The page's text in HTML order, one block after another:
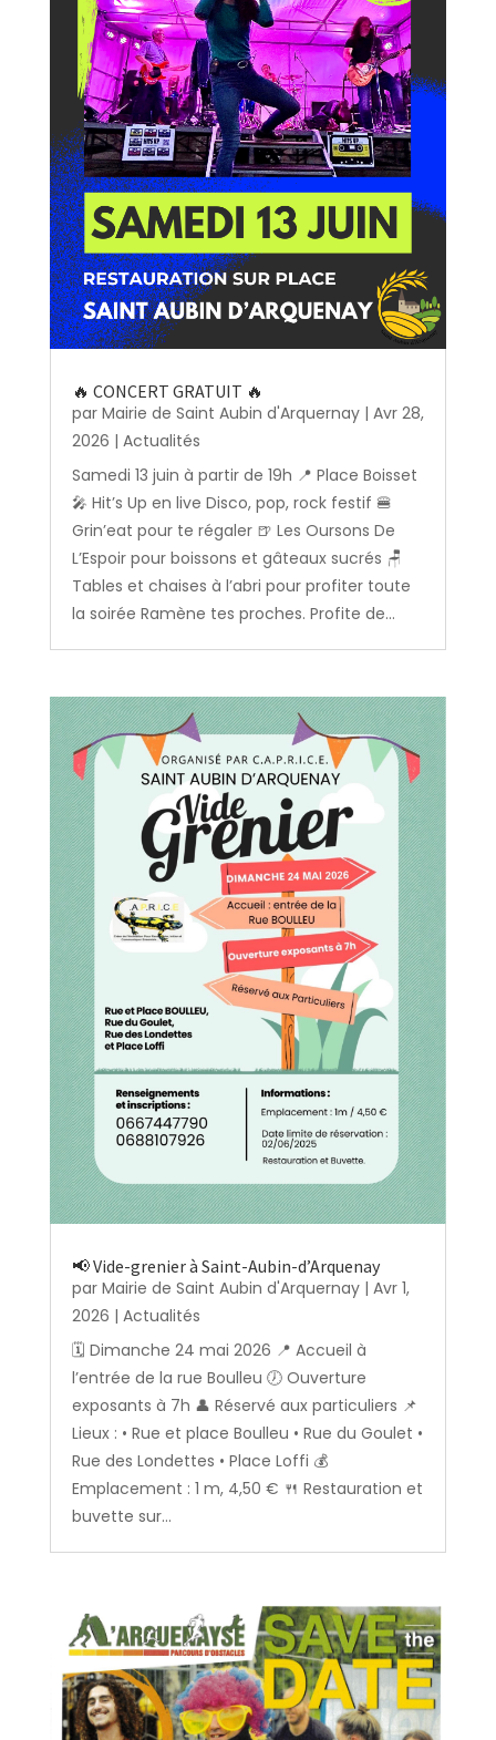
🔥 CONCERT GRATUIT 🔥
par Mairie de Saint Aubin d'Arquernay| Avr 28,
2026 | Actualités
Samedi 13 juin à partir de 19h 📍 Place Boisset
🎤 Hit’s Up en live Disco, pop, rock festif 🍔
Grin’eat pour te régaler 🍺 Les Oursons De
L’Espoir pour boissons et gâteaux sucrés 🪑
Tables et chaises à l’abri pour profiter toute
la soirée Ramène tes proches. Profite de...
📢 Vide-grenier à Saint-Aubin-d’Arquenay
par Mairie de Saint Aubin d'Arquernay| Avr 1,
2026 | Actualités
🗓️ Dimanche 24 mai 2026 📍 Accueil à
l’entrée de la rue Boulleu 🕖 Ouverture
exposants à 7h 👤 Réservé aux particuliers 📌
Lieux : • Rue et place Boulleu • Rue du Goulet •
Rue des Londettes • Place Loffi 💰
Emplacement : 1 m, 4,50 € 🍴 Restauration et
buvette sur...